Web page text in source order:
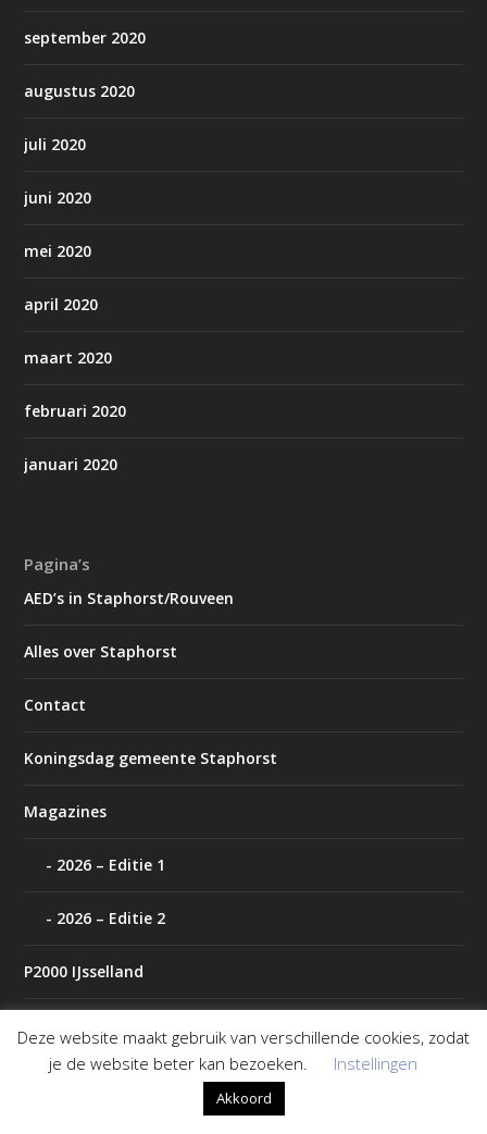
september 2020
augustus 2020
juli 2020
juni 2020
mei 2020
april 2020
maart 2020
februari 2020
januari 2020
Pagina’s
AED’s in Staphorst/Rouveen
Alles over Staphorst
Contact
Koningsdag gemeente Staphorst
Magazines
2026 – Editie 1
2026 – Editie 2
P2000 IJsselland
Tip de redactie
Deze website maakt gebruik van verschillende cookies, zodat
je de website beter kan bezoeken.
Instellingen
Akkoord